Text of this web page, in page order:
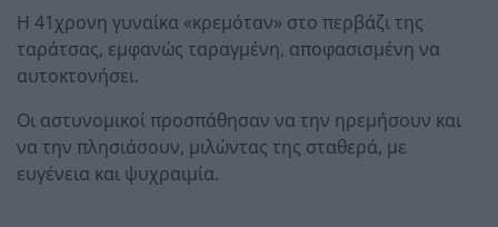
Η 41χρονη γυναίκα «κρεμόταν» στο περβάζι της
ταράτσας, εμφανώς ταραγμένη, αποφασισμένη να
αυτοκτονήσει.
Οι αστυνομικοί προσπάθησαν να την ηρεμήσουν και
να την πλησιάσουν, μιλώντας της σταθερά, με
ευγένεια και ψυχραιμία.